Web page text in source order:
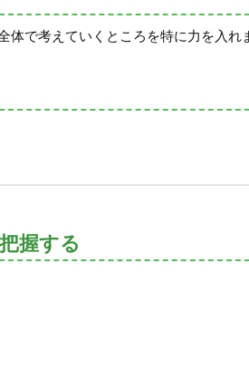
で考えていくところを特に力を入れ
握する